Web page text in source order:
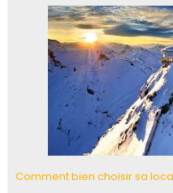
Comment bien choisir sa